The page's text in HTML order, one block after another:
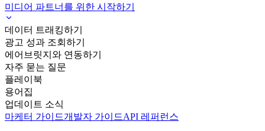
미디어 파트너를 위한 시작하기
데이터 트래킹하기
광고 성과 조회하기
에어브릿지와 연동하기
자주 묻는 질문
플레이북
용어집
업데이트 소식
마케터 가이드개발자 가이드API 레퍼런스